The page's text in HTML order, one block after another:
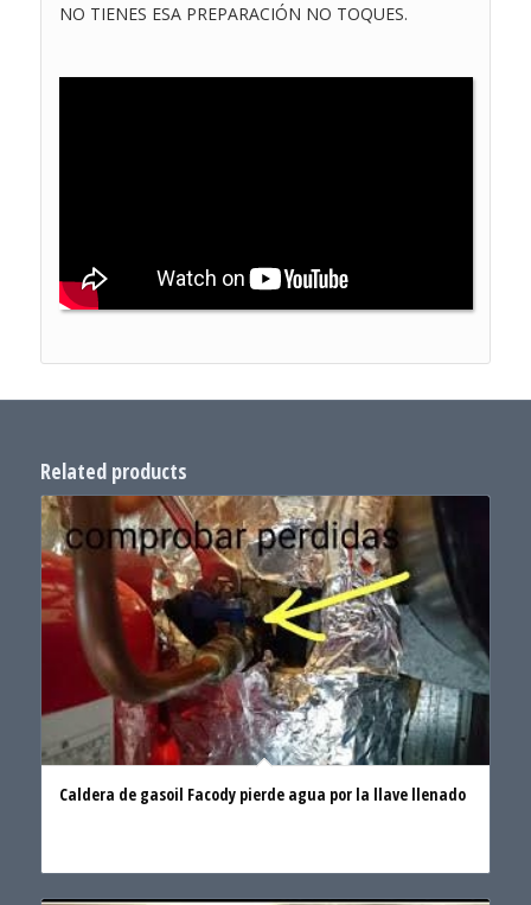
NO TIENES ESA PREPARACIÓN NO TOQUES.
Related products
Caldera de gasoil Facody pierde agua por la llave llenado